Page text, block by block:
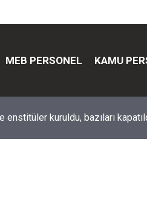
MEB PERSONEL KAMU
değişti, yeni isimler atandı